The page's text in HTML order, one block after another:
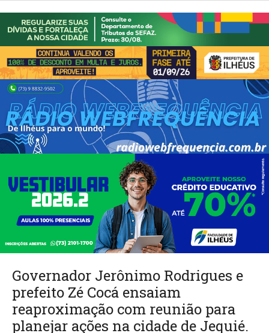
Governador Jerônimo Rodrigues e
prefeito Zé Cocá ensaiam
reaproximação com reunião para
planejar ações na cidade de Jequié.